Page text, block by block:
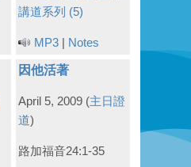
講道系列 (5)
MP3 | Notes
因他活著
April 5, 2009 (主日證
道)
路加福音24:1-35